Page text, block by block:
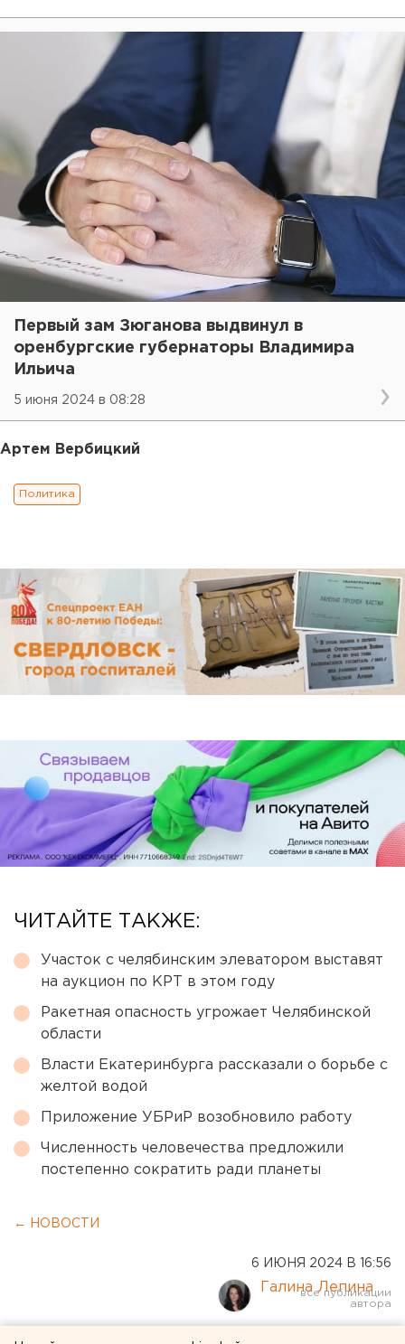
Первый зам Зюганова выдвинул в
оренбургские губернаторы Владимира
Ильича
5 июня 2024 в 08:28
Артем Вербицкий
Политика
ЧИТАЙТЕ ТАКЖЕ:
Участок с челябинским элеватором выставят
на аукцион по КРТ в этом году
Ракетная опасность угрожает Челябинской
области
Власти Екатеринбурга рассказали о борьбе с
желтой водой
Приложение УБРиР возобновило работу
Численность человечества предложили
постепенно сократить ради планеты
← НОВОСТИ
6 ИЮНЯ 2024 В 16:56
Галина Лепина